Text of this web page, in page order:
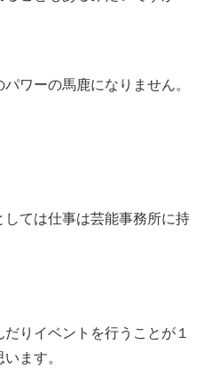
ワーの馬鹿になりません。
ては仕事は芸能事務所に持
りイベントを行うことが１
ます。